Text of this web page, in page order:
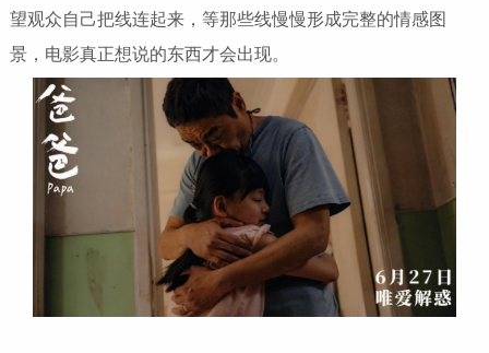
望观众自己把线连起来，等那些线慢慢形成完整的情感图
景，电影真正想说的东西才会出现。